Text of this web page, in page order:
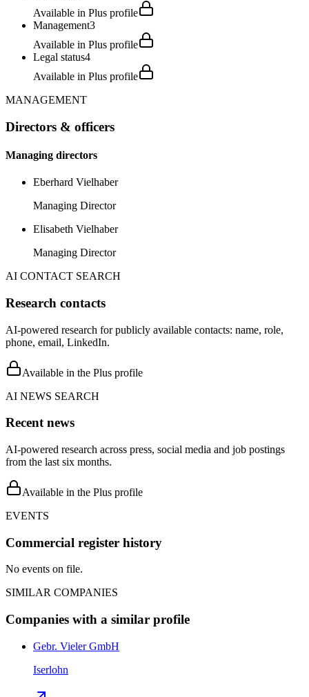
Available in Plus profile
Management3
Available in Plus profile
Legal status4
Available in Plus profile
MANAGEMENT
Directors & officers
Managing directors
Eberhard Vielhaber
Managing Director
Elisabeth Vielhaber
Managing Director
AI CONTACT SEARCH
Research contacts
AI-powered research for publicly available contacts: name, role,
phone, email, LinkedIn.
Available in the Plus profile
AI NEWS SEARCH
Recent news
AI-powered research across press, social media and job postings
from the last six months.
Available in the Plus profile
EVENTS
Commercial register history
No events on file.
SIMILAR COMPANIES
Companies with a similar profile
Gebr. Vieler GmbH
Iserlohn